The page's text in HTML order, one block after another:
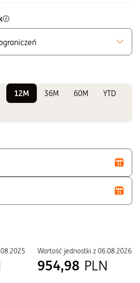
IKE i IKZE
12M 36M 60M
YTD
Wartość jednostki z 06.08.2026
954,98 PLN